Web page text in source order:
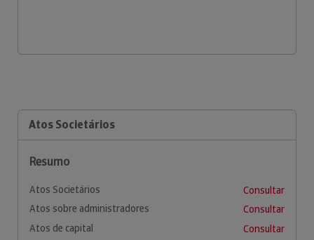
Atos Societários
Resumo
Atos Societários
Consultar
Atos sobre administradores
Consultar
Atos de capital
Consultar